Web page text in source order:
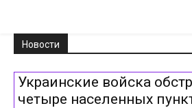
Новости
Украинские войска
четыре населенных